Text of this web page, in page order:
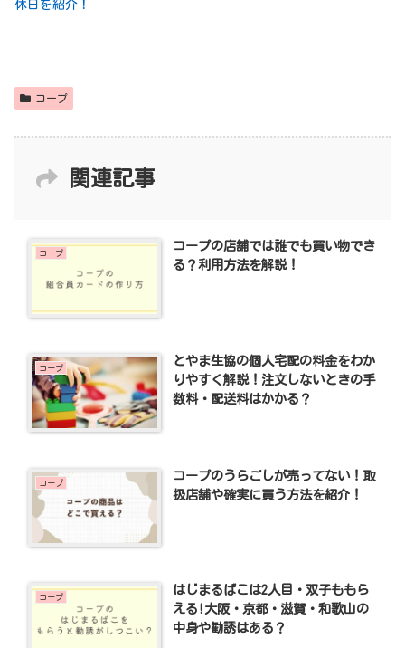
休日を紹介！
コープ
関連記事
コープ
コープの店舗では誰でも買い物でき
る？利用方法を解説！
コープ
とやま生協の個人宅配の料金をわか
りやすく解説！注文しないときの手
数料・配送料はかかる？
コープ
コープのうらごしが売ってない！取
扱店舗や確実に買う方法を紹介！
コープ
はじまるばこは2人目・双子ももら
える!大阪・京都・滋賀・和歌山の
中身や勧誘はある？